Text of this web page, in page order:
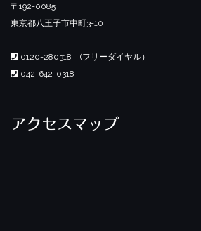
〒192-0085
東京都八王子市中町3-10
0120-280318 (フリーダイヤル）
042-642-0318
アクセスマップ